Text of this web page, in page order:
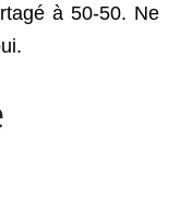
à 50-50. Ne